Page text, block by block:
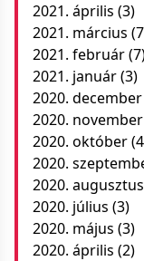
2021. április (3)
2021. március
2021. február
2021. január(3)
2020. december
2020. november
2020. október
2020.
2020. augusztus
2020. július (3)
2020. május (3)
2020. április (2)